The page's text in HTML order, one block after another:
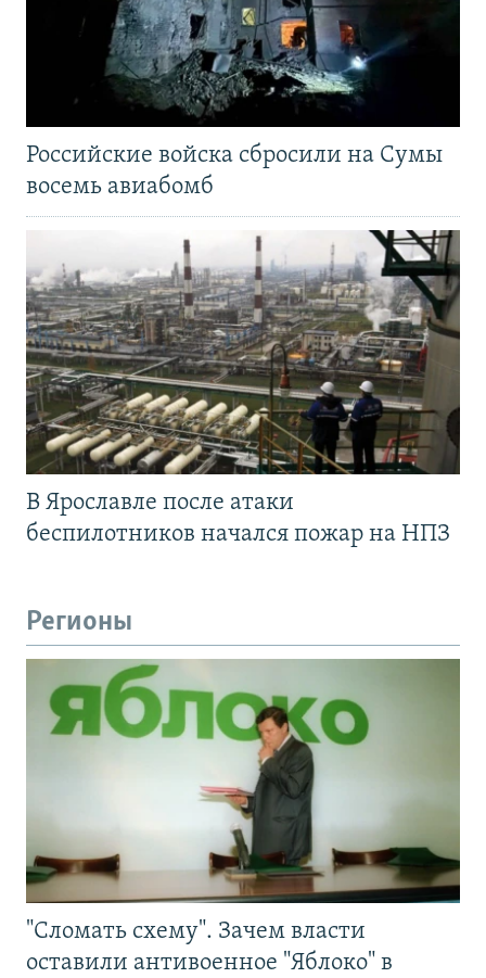
Российские войска сбросили на Сумы
восемь авиабомб
В Ярославле после атаки
беспилотников начался пожар на НПЗ
Регионы
"Сломать схему". Зачем власти
оставили антивоенное "Яблоко" в